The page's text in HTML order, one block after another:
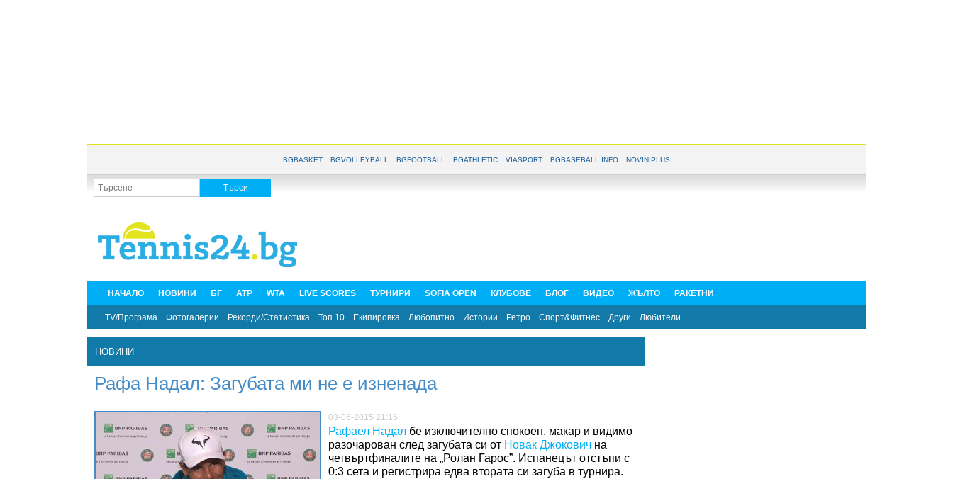
BGBASKET BGVOLLEYBALL BGFOOTBALL BGATHLETIC VIASPORT BGBASEBALL.INFO NOVINIPLUS
НАЧАЛО НОВИНИ БГ ATP WTA LIVE SCORES ТУРНИРИ SOFIA OPEN КЛУБОВЕ БЛОГ ВИДЕО ЖЪЛТО РАКЕТНИ
TV/Програма Фотогалерии Рекорди/Статистика Топ 10 Екипировка Любопитно Истории Ретро Спорт&Фитнес Други Любители
НОВИНИ
Рафа Надал: Загубата ми не е изненада
03-06-2015 21:16
Рафаел Надал бе изключително спокоен, макар и видимо
разочарован след загубата си от Новак Джокович на
четвъртфиналите на „Ролан Гарос”. Испанецът отстъпи с
0:3 сета и регистрира едва втората си загуба в турнира.